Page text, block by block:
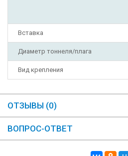
Вставка
Диаметр тоннеля/плага
Вид крепления
ОТЗЫВЫ (0)
ВОПРОС-ОТВЕТ